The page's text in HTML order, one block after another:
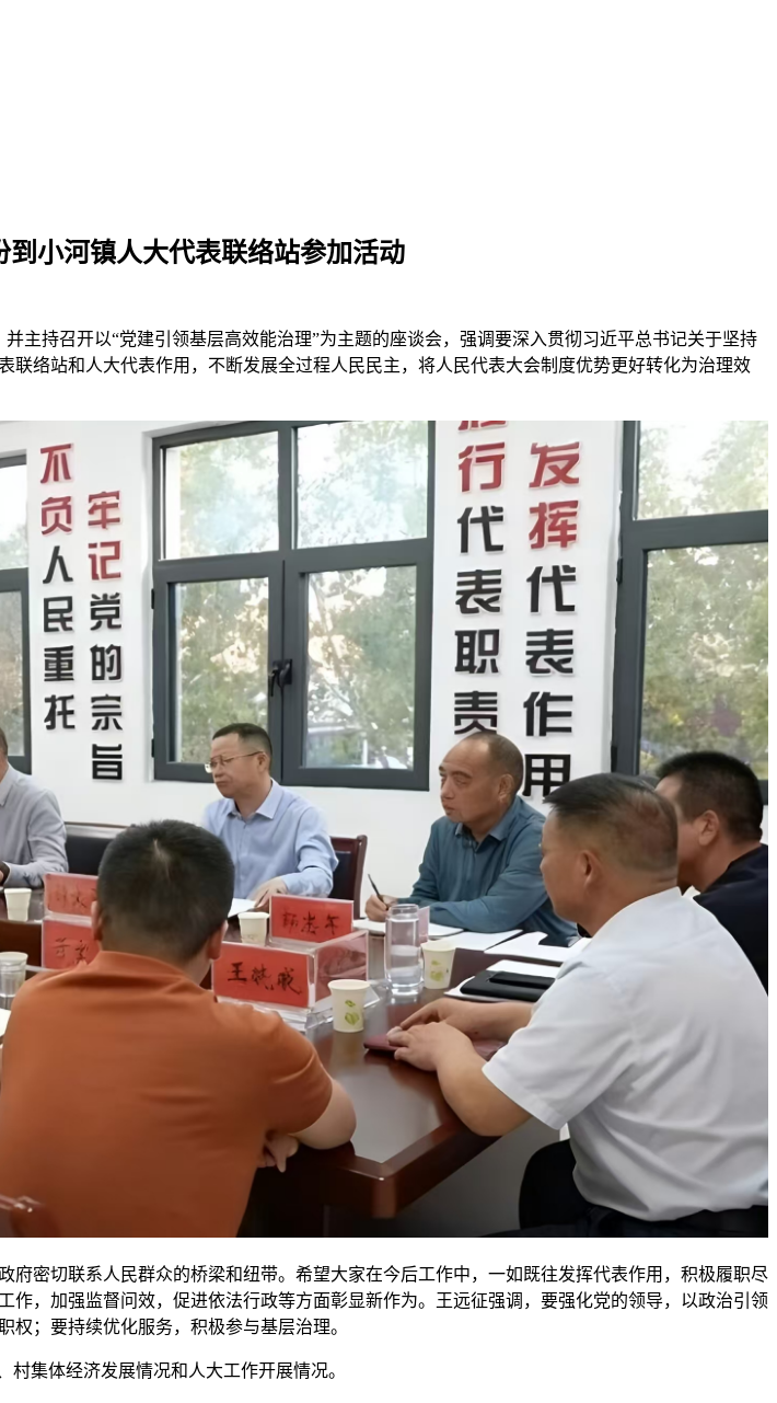
到小河镇人大代表联络站参加活动
持召开以“党建引领基层高效能治理”为主题的座谈会，强调要深入贯彻习近平总书记关于坚持
络站和人大代表作用，不断发展全过程人民民主，将人民代表大会制度优势更好转化为治理效
密切联系人民群众的桥梁和纽带。希望大家在今后工作中，一如既往发挥代表作用，积极履职尽
，加强监督问效，促进依法行政等方面彰显新作为。王远征强调，要强化党的领导，以政治引领
；要持续优化服务，积极参与基层治理。
集体经济发展情况和人大工作开展情况。